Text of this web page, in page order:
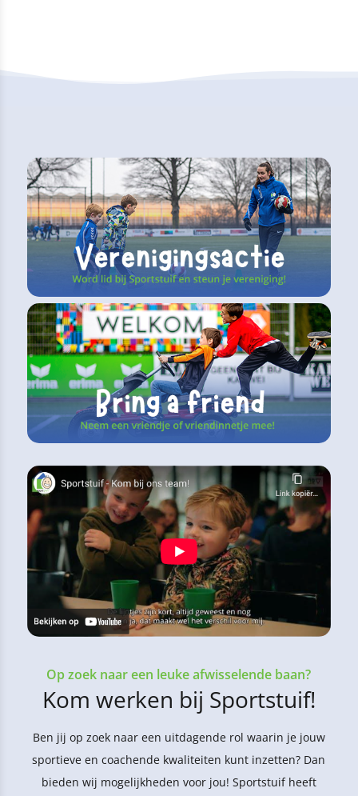
Op zoek naar een leuke afwisselende baan?
Kom werken bij Sportstuif!
Ben jij op zoek naar een uitdagende rol waarin je jouw
sportieve en coachende kwaliteiten kunt inzetten? Dan
bieden wij mogelijkheden voor jou! Sportstuif heeft